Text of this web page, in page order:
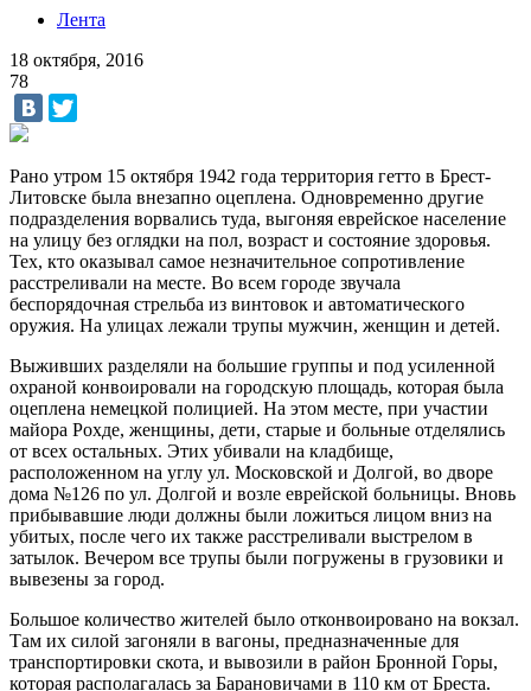
Лента
18 октября, 2016
78
Рано утром 15 октября 1942 года территория гетто в Брест-
Литовске была внезапно оцеплена. Одновременно другие
подразделения ворвались туда, выгоняя еврейское население
на улицу без оглядки на пол, возраст и состояние здоровья.
Тех, кто оказывал самое незначительное сопротивление
расстреливали на месте. Во всем городе звучала
беспорядочная стрельба из винтовок и автоматического
оружия. На улицах лежали трупы мужчин, женщин и детей.
Выживших разделяли на большие группы и под усиленной
охраной конвоировали на городскую площадь, которая была
оцеплена немецкой полицией. На этом месте, при участии
майора Рохде, женщины, дети, старые и больные отделялись
от всех остальных. Этих убивали на кладбище,
расположенном на углу ул. Московской и Долгой, во дворе
дома №126 по ул. Долгой и возле еврейской больницы. Вновь
прибывавшие люди должны были ложиться лицом вниз на
убитых, после чего их также расстреливали выстрелом в
затылок. Вечером все трупы были погружены в грузовики и
вывезены за город.
Большое количество жителей было отконвоировано на вокзал.
Там их силой загоняли в вагоны, предназначенные для
транспортировки скота, и вывозили в район Бронной Горы,
которая располагалась за Барановичами в 110 км от Бреста.